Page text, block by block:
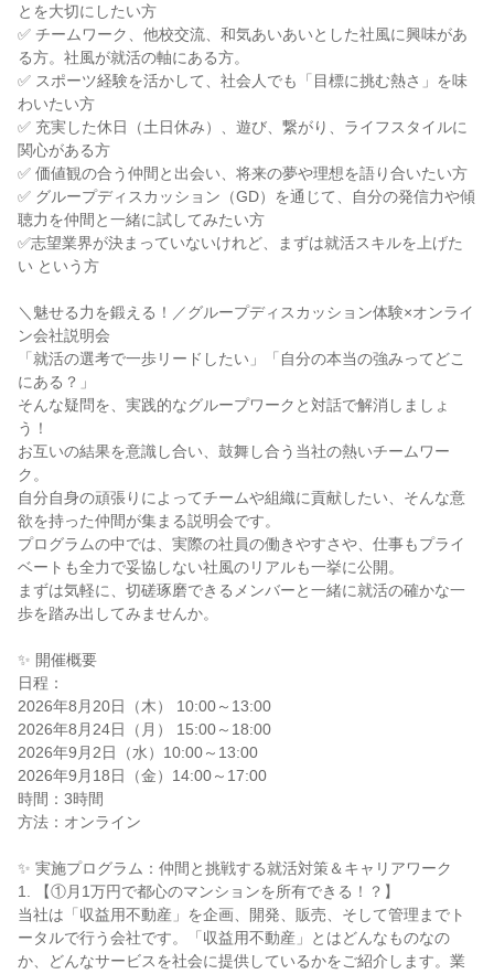
とを大切にしたい方
✅ チームワーク、他校交流、和気あいあいとした社風に興味があ
る方。社風が就活の軸にある方。
✅ スポーツ経験を活かして、社会人でも「目標に挑む熱さ」を味
わいたい方
✅ 充実した休日（土日休み）、遊び、繋がり、ライフスタイルに
関心がある方
✅ 価値観の合う仲間と出会い、将来の夢や理想を語り合いたい方
✅ グループディスカッション（GD）を通じて、自分の発信力や傾
聴力を仲間と一緒に試してみたい方
✅志望業界が決まっていないけれど、まずは就活スキルを上げた
い という方
＼魅せる力を鍛える！／グループディスカッション体験×オンライ
ン会社説明会
「就活の選考で一歩リードしたい」「自分の本当の強みってどこ
にある？」
そんな疑問を、実践的なグループワークと対話で解消しましょ
う！
お互いの結果を意識し合い、鼓舞し合う当社の熱いチームワー
ク。
自分自身の頑張りによってチームや組織に貢献したい、そんな意
欲を持った仲間が集まる説明会です。
プログラムの中では、実際の社員の働きやすさや、仕事もプライ
ベートも全力で妥協しない社風のリアルも一挙に公開。
まずは気軽に、切磋琢磨できるメンバーと一緒に就活の確かな一
歩を踏み出してみませんか。
✨ 開催概要
日程：
2026年8月20日（木） 10:00～13:00
2026年8月24日（月） 15:00～18:00
2026年9月2日（水）10:00～13:00
2026年9月18日（金）14:00～17:00
時間：3時間
方法：オンライン
✨ 実施プログラム：仲間と挑戦する就活対策＆キャリアワーク
1. 【①月1万円で都心のマンションを所有できる！？】
当社は「収益用不動産」を企画、開発、販売、そして管理までト
ータルで行う会社です。「収益用不動産」とはどんなものなの
か、どんなサービスを社会に提供しているかをご紹介します。業